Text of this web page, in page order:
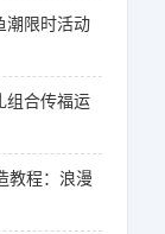
潮限时活动
组合传福运
教程：浪漫